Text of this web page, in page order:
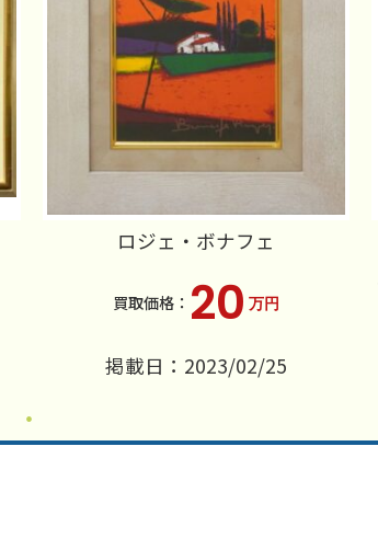
ロジェ・ボナフェ
20 万円
掲載日：2023/02/25